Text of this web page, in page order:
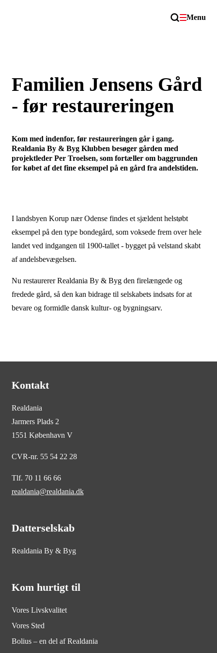
Menu
Familien Jensens Gård
- før restaureringen
Kom med indenfor, før restaureringen går i gang.
Realdania By & Byg Klubben besøger gården med
projektleder Per Troelsen, som fortæller om baggrunden
for købet af det fine eksempel på en gård fra andelstiden.
I landsbyen Korup nær Odense findes et sjældent helstøbt
eksempel på den type bondegård, som voksede frem over hele
landet ved indgangen til 1900-tallet - bygget på velstand skabt
af andelsbevægelsen.
Nu restaurerer Realdania By & Byg den firelængede og
fredede gård, så den kan bidrage til selskabets indsats for at
bevare og formidle dansk kultur- og bygningsarv.
Kontakt
Realdania
Jarmers Plads 2
1551 København V
CVR-nr. 55 54 22 28
Tlf. 70 11 66 66
realdania@realdania.dk
Datterselskab
Realdania By & Byg
Kom hurtigt til
Vores Livskvalitet
Vores Sted
Bolius – en del af Realdania